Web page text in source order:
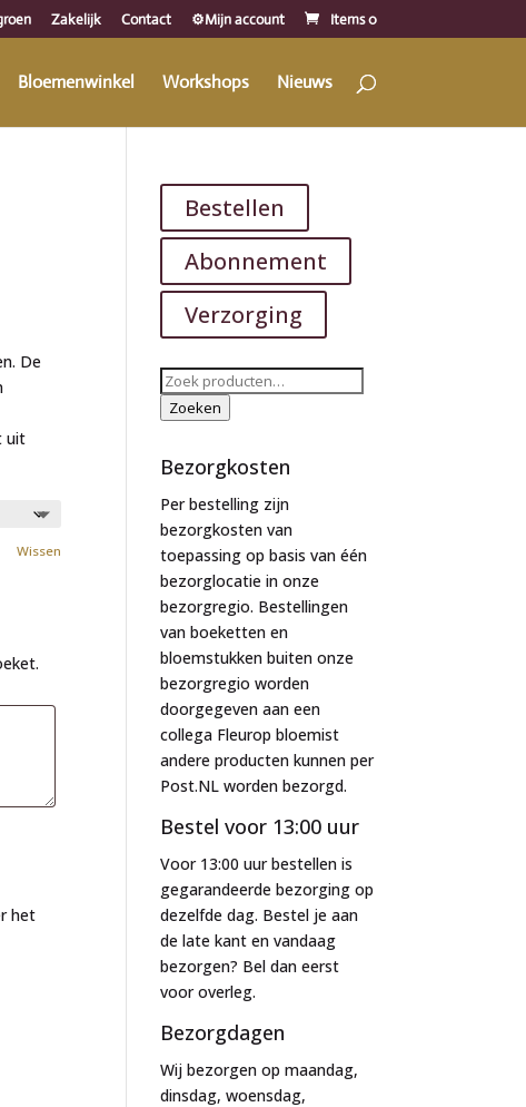
Zakelijk Contact ⚙️Mijn account Items 0
Bloemenwinkel Workshops Nieuws
De
uit
Wissen
het
Bestellen
Abonnement
Verzorging
Zoeken
naar:
Zoeken
Bezorgkosten
Per bestelling zijn
bezorgkosten van
toepassing op basis van één
bezorglocatie in onze
bezorgregio. Bestellingen
van boeketten en
bloemstukken buiten onze
bezorgregio worden
doorgegeven aan een
collega Fleurop bloemist
andere producten kunnen per
Post.NL worden bezorgd.
Bestel voor 13:00 uur
Voor 13:00 uur bestellen is
gegarandeerde bezorging op
dezelfde dag. Bestel je aan
de late kant en vandaag
bezorgen? Bel dan eerst
voor overleg.
Bezorgdagen
Wij bezorgen op maandag,
dinsdag, woensdag,